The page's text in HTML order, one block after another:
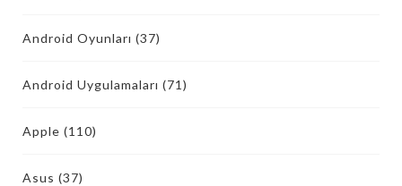
Android Oyunları (37)
Android Uygulamaları (71)
Apple (110)
Asus (37)